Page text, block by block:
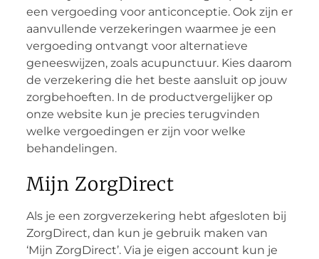
een vergoeding voor anticonceptie. Ook zijn er
aanvullende verzekeringen waarmee je een
vergoeding ontvangt voor alternatieve
geneeswijzen, zoals acupunctuur. Kies daarom
de verzekering die het beste aansluit op jouw
zorgbehoeften. In de productvergelijker op
onze website kun je precies terugvinden
welke vergoedingen er zijn voor welke
behandelingen.
Mijn ZorgDirect
Als je een zorgverzekering hebt afgesloten bij
ZorgDirect, dan kun je gebruik maken van
‘Mijn ZorgDirect’. Via je eigen account kun je